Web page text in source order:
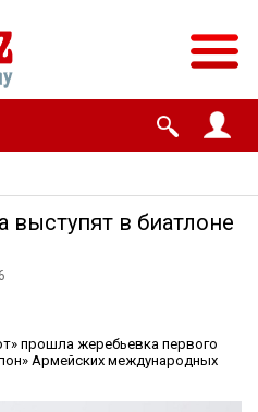
выступят в биатлоне
прошла жеребьевка первого
Армейских международных